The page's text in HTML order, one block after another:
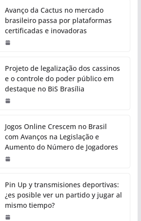
Avanço da Cactus no mercado
brasileiro passa por plataformas
certificadas e inovadoras
Projeto de legalização dos cassinos
e o controle do poder público em
destaque no BiS Brasília
Jogos Online Crescem no Brasil
com Avanços na Legislação e
Aumento do Número de Jogadores
Pin Up y transmisiones deportivas:
¿es posible ver un partido y jugar al
mismo tiempo?